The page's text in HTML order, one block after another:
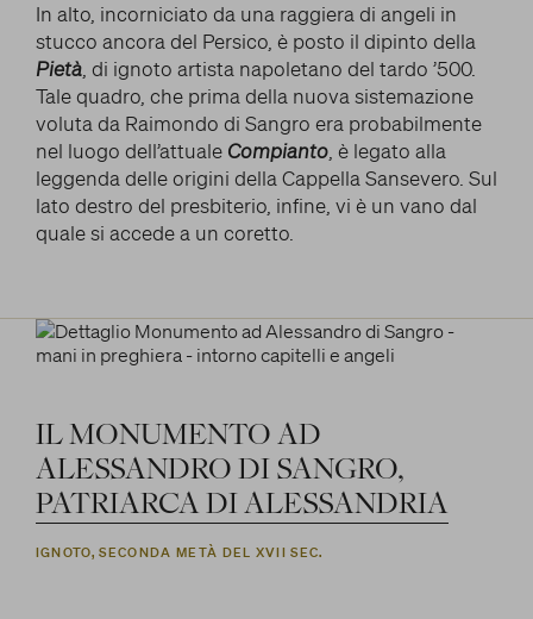
In alto, incorniciato da una raggiera di angeli in
stucco ancora del Persico, è posto il dipinto della
Pietà, di ignoto artista napoletano del tardo ’500.
Tale quadro, che prima della nuova sistemazione
voluta da Raimondo di Sangro era probabilmente
nel luogo dell’attuale Compianto, è legato alla
leggenda delle origini della Cappella Sansevero. Sul
lato destro del presbiterio, infine, vi è un vano dal
quale si accede a un coretto.
ILMONUMENTO AD
ALESSANDRO DI SANGRO,
PATRIARCA DI ALESSANDRIA
IGNOTO, SECONDA METÀ DEL XVII SEC.